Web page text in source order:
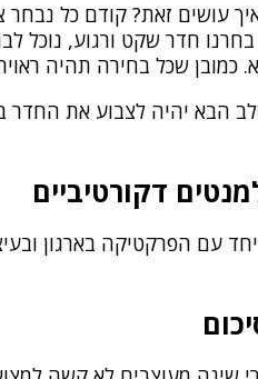
עושים זאת? קודם כל נבחר
חדר שקט ורגוע, נוכל
כמובן שכל בחירה תהיה
הבא יהיה לצבוע את החדר
דקורטיביים
עם הפרקטיקה בארגון